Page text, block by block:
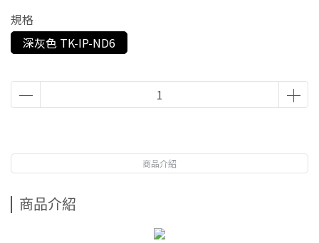
規格
深灰色 TK-IP-ND6
商品介紹
商品介紹